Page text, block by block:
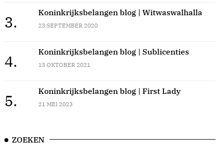
3.
Koninkrijksbelangen blog | Witwaswalhalla
23 SEPTEMBER 2020
4.
Koninkrijksbelangen blog | Sublicenties
13 OKTOBER 2021
5.
Koninkrijksbelangen blog | First Lady
21 MEI 2023
ZOEKEN